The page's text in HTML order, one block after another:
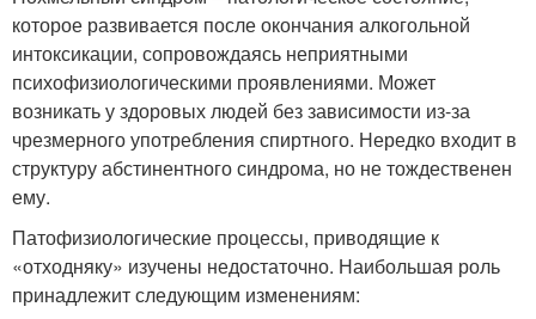
которое развивается после окончания алкогольной
интоксикации, сопровождаясь неприятными
психофизиологическими проявлениями. Может
возникать у здоровых людей без зависимости из-за
чрезмерного употребления спиртного. Нередко входит в
структуру абстинентного синдрома, но не тождественен
ему.
Патофизиологические процессы, приводящие к
«отходняку» изучены недостаточно. Наибольшая роль
принадлежит следующим изменениям: